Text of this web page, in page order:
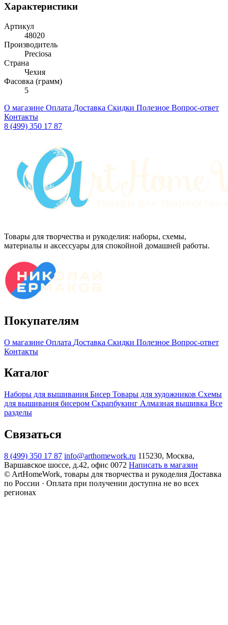
Характеристики
Артикул
48020
Производитель
Preciosa
Страна
Чехия
Фасовка (грамм)
5
О магазине Оплата Доставка Скидки Полезное Вопрос-ответ
Контакты
8 (499) 350 17 87
Товары для творчества и рукоделия: наборы, схемы,
материалы и аксессуары для спокойной домашней работы.
Покупателям
О магазине Оплата Доставка Скидки Полезное Вопрос-ответ
Контакты
Каталог
Наборы для вышивания Бисер Товары для художников Схемы
для вышивания бисером Скрапбукинг Алмазная вышивка Все
разделы
Связаться
8 (499) 350 17 87 info@arthomework.ru 115230, Москва,
Варшавское шоссе, д.42, офис 0072 Написать в магазин
© ArtHomeWork, товары для творчества и рукоделия Доставка
по России · Оплата при получении доступна не во всех
регионах